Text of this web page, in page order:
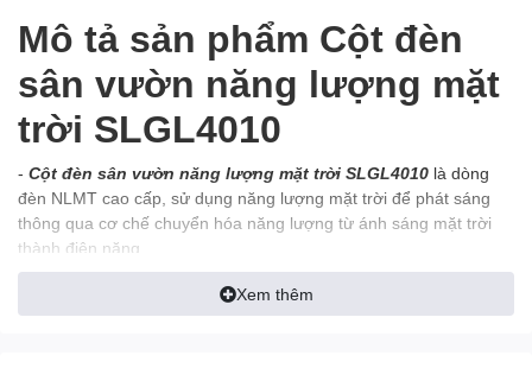
Mô tả sản phẩm Cột đèn
sân vườn năng lượng mặt
trời SLGL4010
- Cột đèn sân vườn năng lượng mặt trời SLGL4010 là dòng
đèn NLMT cao cấp, sử dụng năng lượng mặt trời để phát sáng
thông qua cơ chế chuyển hóa năng lượng từ ánh sáng mặt trời
thành điện năng.
- Đây là dòng đèn chiếu sáng ngoài trời không thấm nước theo
tiêu chuẩn IP65 - có khả năng bảo vệ và chống lại nước, dù trời
Xem thêm